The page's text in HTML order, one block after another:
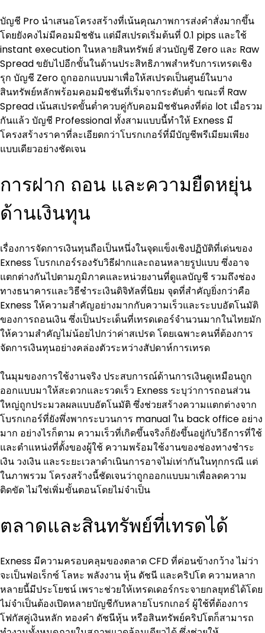
บัญชี Pro นำเสนอโครงสร้างที่เน้นคุณภาพการส่งคำสั่งมากขึ้น
โดยยังคงไม่มีคอมมิชชัน แต่มีสเปรดเริ่มต้นที่ 0.1 pips และใช้
instant execution ในหลายสินทรัพย์ ส่วนบัญชี Zero และ Raw
Spread ขยับไปอีกขั้นในด้านประสิทธิภาพสำหรับการเทรดเชิง
รุก บัญชี Zero ถูกออกแบบมาเพื่อให้สเปรดเป็นศูนย์ในบาง
สินทรัพย์หลักพร้อมคอมมิชชันที่เริ่มจากระดับต่ำ ขณะที่ Raw
Spread เน้นสเปรดขั้นต่ำควบคู่กับคอมมิชชันคงที่ต่อ lot เมื่อรวม
กันแล้ว บัญชี Professional ทั้งสามแบบนี้ทำให้ Exness มี
โครงสร้างราคาที่ละเอียดกว่าโบรกเกอร์ที่มีบัญชีพรีเมียมเพียง
แบบเดียวอย่างชัดเจน
การฝาก ถอน และความยืดหยุ่น
ด้านเงินทุน
เรื่องการจัดการเงินทุนถือเป็นหนึ่งในจุดแข็งเชิงปฏิบัติที่เด่นของ
Exness โบรกเกอร์รองรับวิธีฝากและถอนหลายรูปแบบ ซึ่งอาจ
แตกต่างกันไปตามภูมิภาคและหน่วยงานที่ดูแลบัญชี รวมถึงช่อง
ทางธนาคารและวิธีชำระเงินดิจิทัลที่นิยม จุดที่สำคัญยิ่งกว่าคือ
Exness ให้ความสำคัญอย่างมากกับความเร็วและระบบอัตโนมัติ
ของการถอนเงิน ซึ่งเป็นประเด็นที่เทรดเดอร์จำนวนมากในไทยมัก
ให้ความสำคัญไม่น้อยไปกว่าค่าสเปรด โดยเฉพาะคนที่ต้องการ
จัดการเงินทุนอย่างคล่องตัวระหว่างสัปดาห์การเทรด
ในมุมของการใช้งานจริง ประสบการณ์ด้านการเงินดูเหมือนถูก
ออกแบบมาให้สะดวกและรวดเร็ว Exness ระบุว่าการถอนส่วน
ใหญ่ถูกประมวลผลแบบอัตโนมัติ ซึ่งช่วยสร้างความแตกต่างจาก
โบรกเกอร์ที่ยังพึ่งพากระบวนการ manual ใน back office อย่าง
มาก อย่างไรก็ตาม ความเร็วที่เกิดขึ้นจริงก็ยังขึ้นอยู่กับวิธีการที่ใช้
และตำแหน่งที่ตั้งของผู้ใช้ ความพร้อมใช้งานของช่องทางชำระ
เงิน วงเงิน และระยะเวลาดำเนินการอาจไม่เท่ากันในทุกกรณี แต่
ในภาพรวม โครงสร้างนี้ชัดเจนว่าถูกออกแบบมาเพื่อลดความ
ติดขัด ไม่ใช่เพิ่มขั้นตอนโดยไม่จำเป็น
ตลาดและสินทรัพย์ที่เทรดได้
Exness มีความครอบคลุมของตลาด CFD ที่ค่อนข้างกว้าง ไม่ว่า
จะเป็นฟอเร็กซ์ โลหะ พลังงาน หุ้น ดัชนี และคริปโต ความหลาก
หลายนี้มีประโยชน์ เพราะช่วยให้เทรดเดอร์กระจายกลยุทธ์ได้โดย
ไม่จำเป็นต้องเปิดหลายบัญชีกับหลายโบรกเกอร์ ผู้ใช้ที่ต้องการ
โฟกัสคู่เงินหลัก ทองคำ ดัชนีหุ้น หรือสินทรัพย์คริปโตก็สามารถ